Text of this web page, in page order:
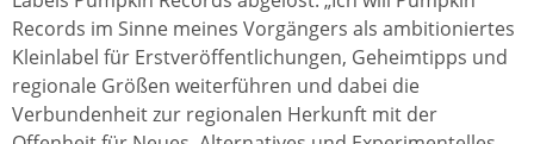
Records im Sinne meines Vorgängers als ambitioniertes
Kleinlabel für Erstveröffentlichungen, Geheimtipps und
regionale Größen weiterführen und dabei die
Verbundenheit zur regionalen Herkunft mit der